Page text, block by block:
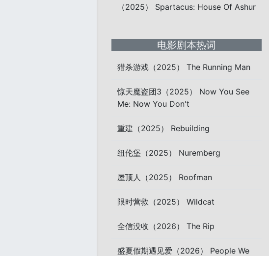
（2025） Spartacus: House Of Ashur
电影剧本热词
猎杀游戏（2025） The Running Man
惊天魔盗团3（2025） Now You See
Me: Now You Don't
重建（2025） Rebuilding
纽伦堡（2025） Nuremberg
屋顶人（2025） Roofman
限时营救（2025） Wildcat
全信没收（2026） The Rip
盛夏假期遇见爱（2026） People We